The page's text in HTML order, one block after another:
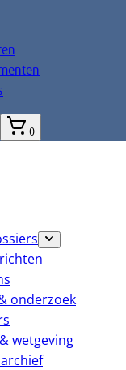
0
onderzoek
wetgeving